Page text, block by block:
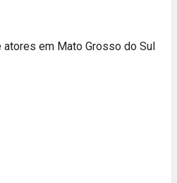
em Mato Grosso do Sul